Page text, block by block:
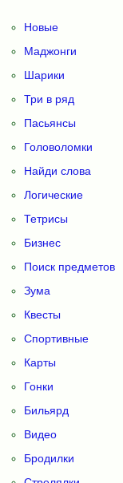
Новые
Маджонги
Шарики
Три в ряд
Пасьянсы
Головоломки
Найди слова
Логические
Тетрисы
Бизнес
Поиск предметов
Зума
Квесты
Спортивные
Карты
Гонки
Бильярд
Видео
Бродилки